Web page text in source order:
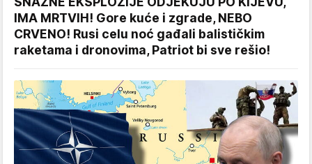
IMA MRTVIH! Gore kuće i zgrade, NEBO
CRVENO! Rusi celu noć gađali balističkim
raketama i dronovima, Patriot bi sve rešio!